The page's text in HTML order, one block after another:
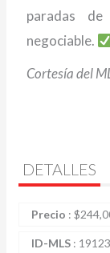
paradas de
negociable.
Cortesía del
DETALLES
Precio : $
ID-MLS : 19123